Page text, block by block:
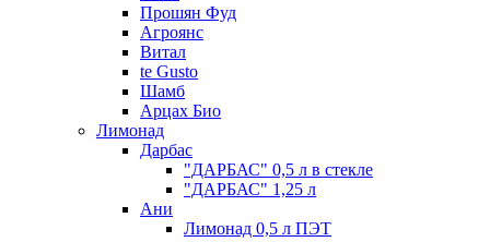
Прошян Фуд
Агроянс
Витал
te Gusto
Шамб
Арцах Био
Лимонад
Дарбас
"ДАРБАС" 0,5 л в стекле
"ДАРБАС" 1,25 л
Ани
Лимонад 0,5 л ПЭТ